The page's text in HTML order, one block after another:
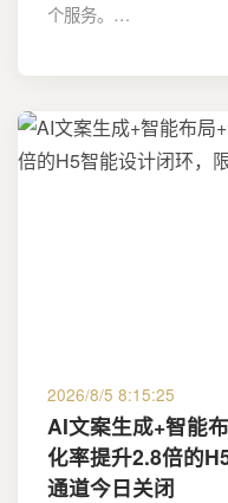
个服务。…
2026/8/5 8:15:25
AI文案生成+智能
化率提升2.8倍的
通道今日关闭